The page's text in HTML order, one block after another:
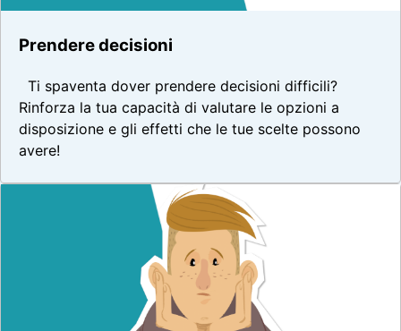
Prendere decisioni
Ti spaventa dover prendere decisioni difficili?
Rinforza la tua capacità di valutare le opzioni a
disposizione e gli effetti che le tue scelte possono
avere!